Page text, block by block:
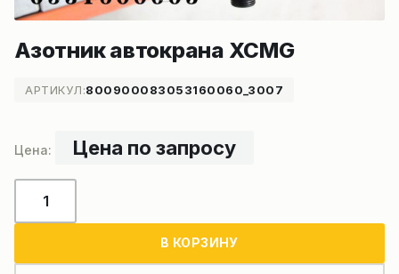
Азотник автокрана XCMG
АРТИКУЛ:800900083053160060_3007
Цена по запросу
товара
В КОРЗИНУ